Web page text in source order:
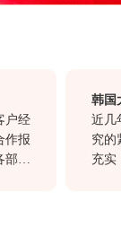
韩国大韩
近几年，
究的紧密
充实，数
略规划带
需要你们
其是贵司